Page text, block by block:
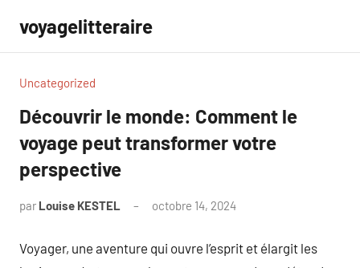
contenu
voyagelitteraire
Uncategorized
Découvrir le monde: Comment le
voyage peut transformer votre
perspective
par Louise KESTEL octobre 14, 2024
Voyager, une aventure qui ouvre l’esprit et élargit les